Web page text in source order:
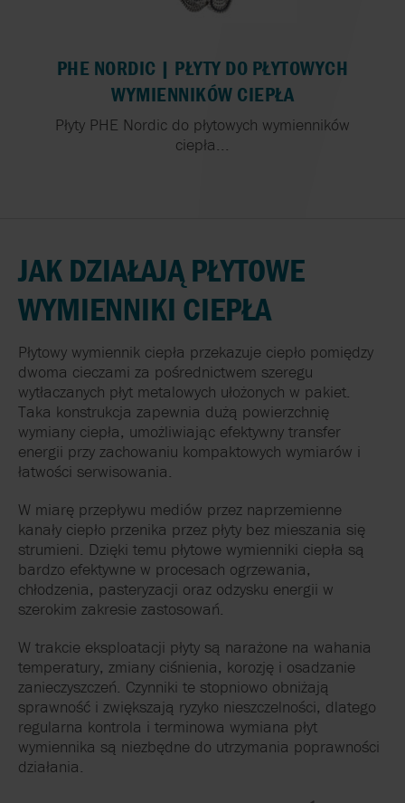
PHE NORDIC | PŁYTY DO PŁYTOWYCH
WYMIENNIKÓW CIEPŁA
Płyty PHE Nordic do płytowych wymienników
ciepła...
JAK DZIAŁAJĄ PŁYTOWE
WYMIENNIKI CIEPŁA
Płytowy wymiennik ciepła przekazuje ciepło pomiędzy
dwoma cieczami za pośrednictwem szeregu
wytłaczanych płyt metalowych ułożonych w pakiet.
Taka konstrukcja zapewnia dużą powierzchnię
wymiany ciepła, umożliwiając efektywny transfer
energii przy zachowaniu kompaktowych wymiarów i
łatwości serwisowania.
W miarę przepływu mediów przez naprzemienne
kanały ciepło przenika przez płyty bez mieszania się
strumieni. Dzięki temu płytowe wymienniki ciepła są
bardzo efektywne w procesach ogrzewania,
chłodzenia, pasteryzacji oraz odzysku energii w
szerokim zakresie zastosowań.
W trakcie eksploatacji płyty są narażone na wahania
temperatury, zmiany ciśnienia, korozję i osadzanie
zanieczyszczeń. Czynniki te stopniowo obniżają
sprawność i zwiększają ryzyko nieszczelności, dlatego
regularna kontrola i terminowa wymiana płyt
wymiennika są niezbędne do utrzymania poprawności
działania.